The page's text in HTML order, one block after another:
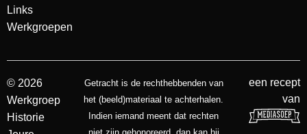
Links
Werkgroepen
© 2026
Werkgroep
Historie
Getracht is de rechthebbenden van
het (beeld)materiaal te achterhalen.
Indien iemand meent dat rechten
een recept
van